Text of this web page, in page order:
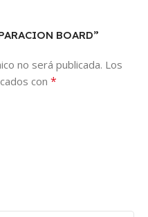
BOARD”
no será publicada. Los
con *